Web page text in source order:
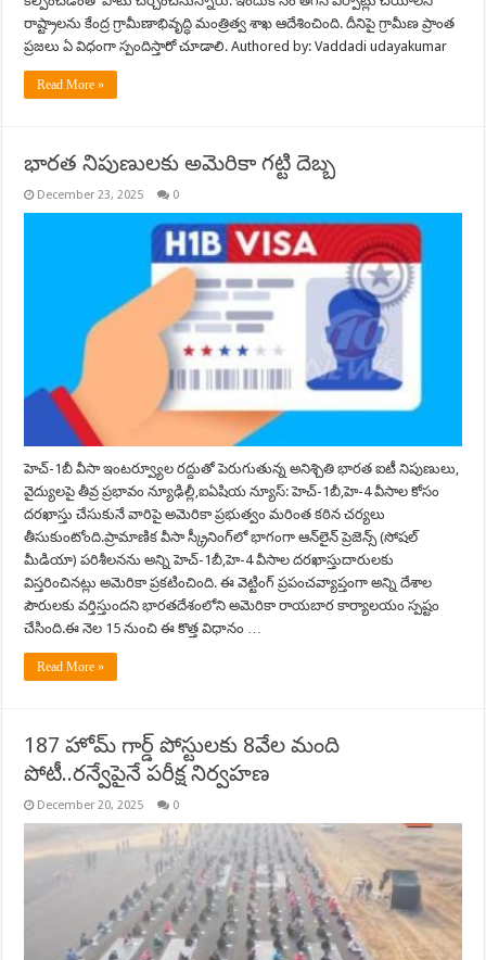
రాష్ట్రాలను కేంద్ర గ్రామీణాభివృద్ధి మంత్రిత్వ శాఖ ఆదేశించింది. దీనిపై గ్రామీణ ప్రాంత
ప్రజలు ఏ విధంగా స్పందిస్తారో చూడాలి. Authored by: Vaddadi udayakumar
Read More »
భారత నిపుణులకు అమెరికా గట్టి దెబ్బ
December 23, 2025 0
హెచ్‌-1బీ వీసా ఇంటర్వ్యూల రద్దుతో పెరుగుతున్న అనిశ్చితి భారత ఐటీ నిపుణులు,
వైద్యులపై తీవ్ర ప్రభావం న్యూఢిల్లీ,ఐఏషియ న్యూస్: హెచ్‌-1బీ,హె-4 వీసాల కోసం
దరఖాస్తు చేసుకునే వారిపై అమెరికా ప్రభుత్వం మరింత కఠిన చర్యలు
తీసుకుంటోంది.ప్రామాణిక వీసా స్క్రీనింగ్‌లో భాగంగా ఆన్‌లైన్ ప్రెజెన్స్ (సోషల్
మీడియా) పరిశీలనను అన్ని హెచ్‌-1బీ,హె-4 వీసాల దరఖాస్తుదారులకు
విస్తరించినట్లు అమెరికా ప్రకటించింది. ఈ వెట్టింగ్ ప్రపంచవ్యాప్తంగా అన్ని దేశాల
పౌరుల‌కు వర్తిస్తుందని భారతదేశంలోని అమెరికా రాయబార కార్యాలయం స్పష్టం
చేసింది.ఈ నెల‌ 15 నుంచి ఈ కొత్త విధానం …
Read More »
187 హోమ్ గార్డ్ పోస్టులకు 8వేల మంది
పోటీ..రన్వేపైనే పరీక్ష నిర్వహణ
December 20, 2025 0